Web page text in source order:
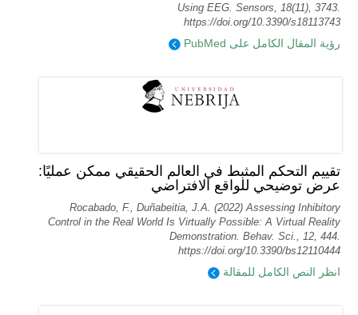
Using EEG. Sensors, 18(11), 3743.
https://doi.org/10.3390/s18113743
رؤية المقال الكامل على PubMed
تقييم التحكم المثبط في العالم الحقيقي ممكن عمليًا:
عرض توضيحي للواقع الافتراضي
Rocabado, F., Duñabeitia, J.A. (2022) Assessing Inhibitory
Control in the Real World Is Virtually Possible: A Virtual Reality
Demonstration. Behav. Sci., 12, 444.
https://doi.org/10.3390/bs12110444
انظر النص الكامل للمقالة